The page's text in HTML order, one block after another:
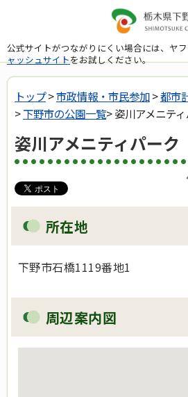
公式サイトがつながりにくい場合には、ヤ
ャッシュサイトをお試しください。
トップ>市政情報・市民参加>都市
>下野市の公園一覧> 姿川アメニテ
姿川アメニティパーク
所在地
下野市石橋1119番地1
周辺案内図